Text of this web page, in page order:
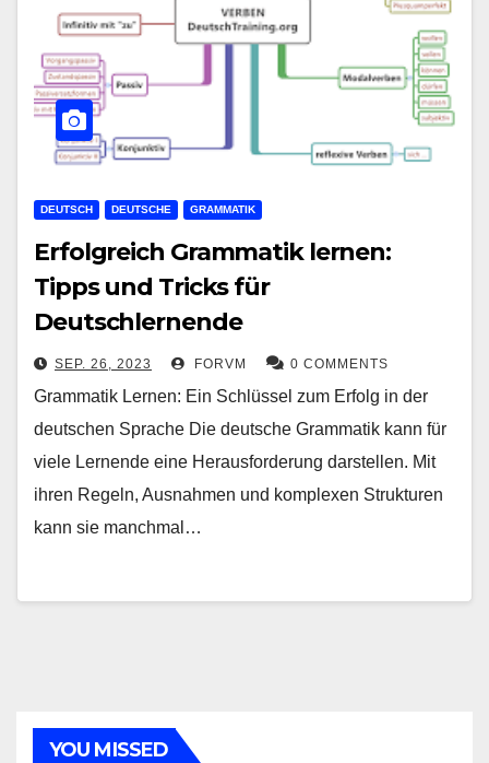
DEUTSCH DEUTSCHE GRAMMATIK
Erfolgreich Grammatik lernen:
Tipps und Tricks für
Deutschlernende
SEP. 26, 2023 FORVM 0 COMMENTS
Grammatik Lernen: Ein Schlüssel zum Erfolg in der
deutschen Sprache Die deutsche Grammatik kann für
viele Lernende eine Herausforderung darstellen. Mit
ihren Regeln, Ausnahmen und komplexen Strukturen
kann sie manchmal…
YOU MISSED